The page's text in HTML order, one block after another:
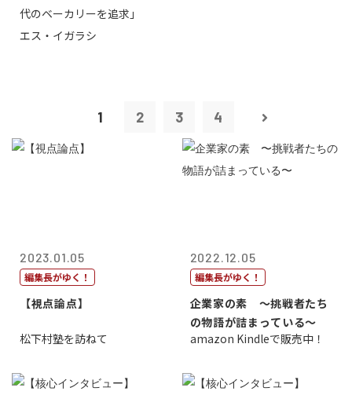
代のベーカリーを追求」
エス・イガラシ
1 2 3 4
2023.01.05
編集長がゆく！
【視点論点】
松下村塾を訪ねて
2022.12.05
編集長がゆく！
企業家の素 〜挑戦者たち
の物語が詰まっている〜
amazon Kindleで販売中！